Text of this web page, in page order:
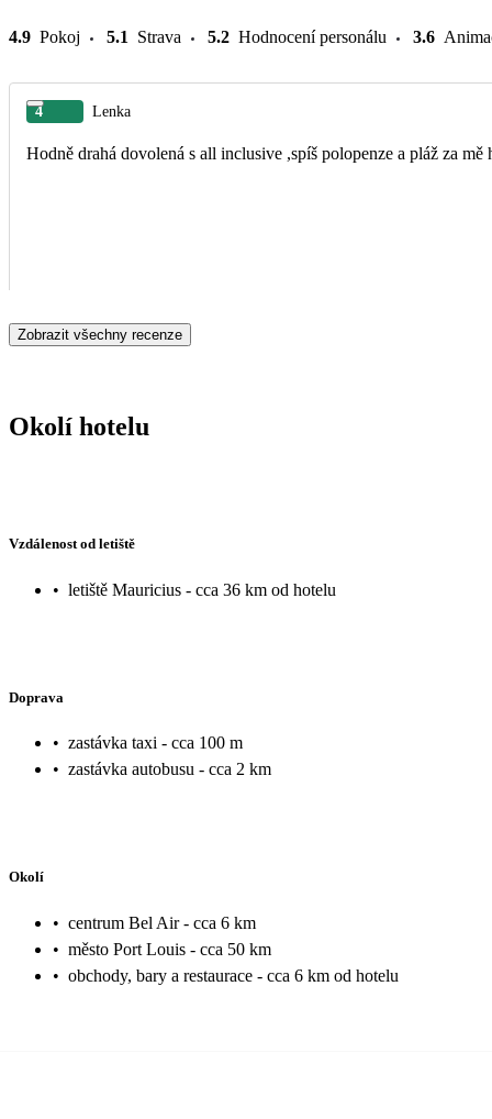
4.9 Pokoj 5.1 Strava 5.2 Hodnocení personálu 3.6
4 Lenka
Hodně drahá dovolená s all inclusive ,spíš polopenze a pláž za
Zobrazit všechny recenze
Okolí hotelu
Vzdálenost od letiště
• letiště Mauricius - cca 36 km od hotelu
Doprava
• zastávka taxi - cca 100 m
• zastávka autobusu - cca 2 km
Okolí
• centrum Bel Air - cca 6 km
• město Port Louis - cca 50 km
• obchody, bary a restaurace - cca 6 km od hotelu